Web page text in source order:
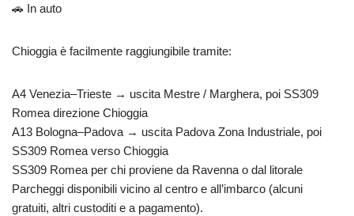
🚗 In auto
Chioggia è facilmente raggiungibile tramite:
A4 Venezia–Trieste → uscita Mestre / Marghera, poi SS309
Romea direzione Chioggia
A13 Bologna–Padova → uscita Padova Zona Industriale, poi
SS309 Romea verso Chioggia
SS309 Romea per chi proviene da Ravenna o dal litorale
Parcheggi disponibili vicino al centro e all’imbarco (alcuni
gratuiti, altri custoditi e a pagamento).